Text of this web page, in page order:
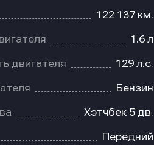
122 137 км.
1.6 л
двигателя 129 л.с.
Бензин
Хэтчбек 5 дв.
Передний